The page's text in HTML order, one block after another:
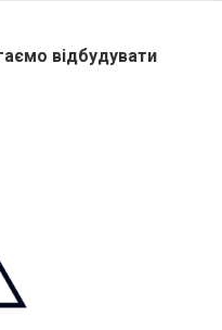
відбудувати